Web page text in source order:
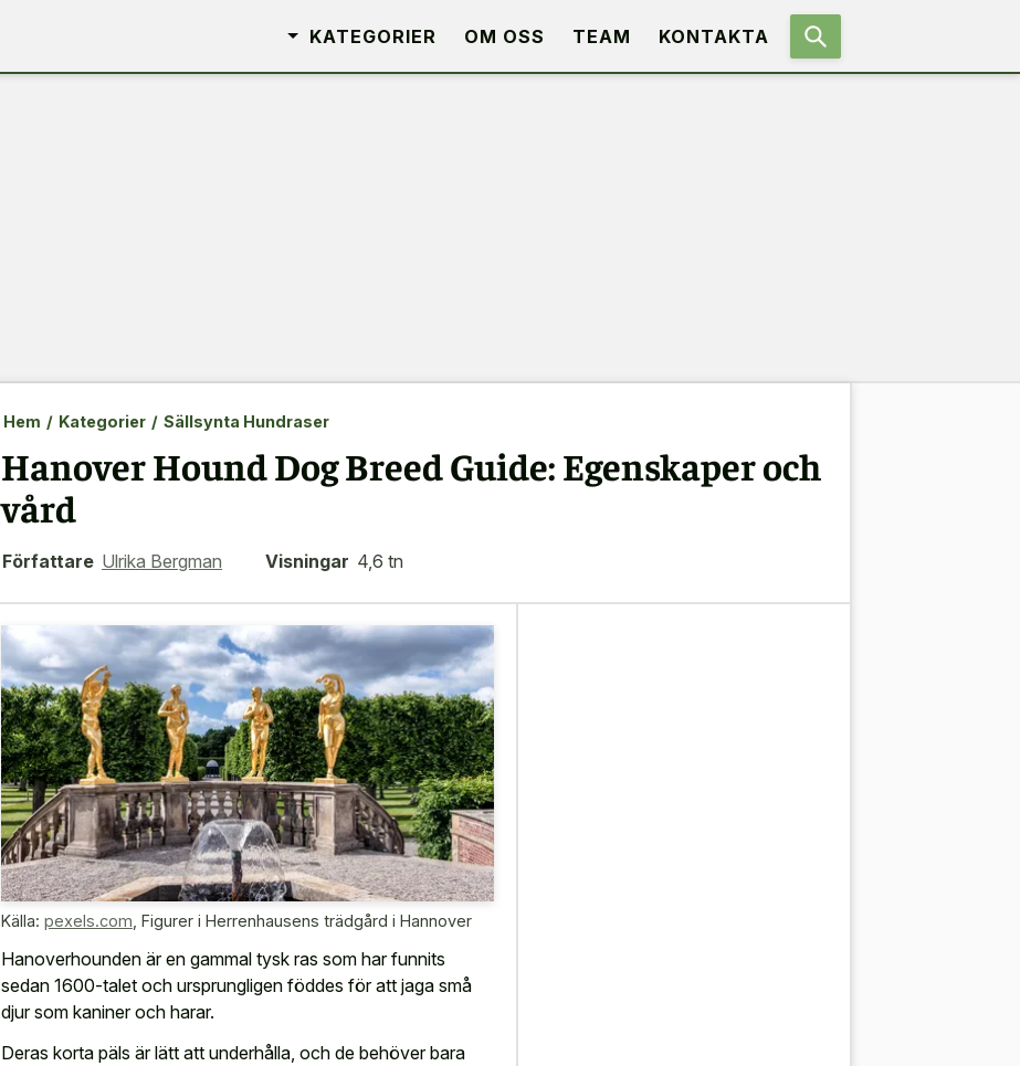
KATEGORIER OM OSS TEAM KONTAKTA
Hem / Kategorier / Sällsynta Hundraser
Hanover Hound Dog Breed Guide: Egenskaper och
vård
Författare Ulrika Bergman Visningar 4,6 tn
Källa: pexels.com Figurer i Herrenhausens trädgård i Hannover
Hanoverhounden är en gammal tysk ras som har funnits
sedan 1600-talet och ursprungligen föddes för att jaga små
djur som kaniner och harar.
Deras korta päls är lätt att underhålla, och de behöver bara